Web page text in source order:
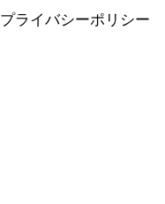
プライバシーポリシー